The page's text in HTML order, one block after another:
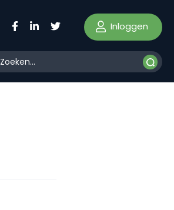
Inloggen